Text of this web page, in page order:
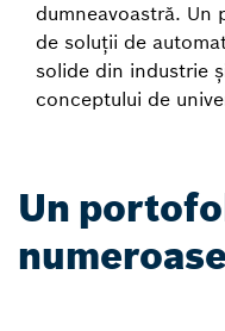
dumneavoastră.
de soluții de
solide din industrie
conceptului de
Un